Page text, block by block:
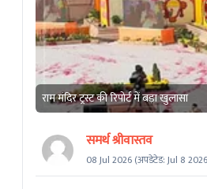
राम मंदिर ट्रस्ट की रिपोर्ट में बड़ा खुलासा
समर्थ श्रीवास्तव
08 Jul 2026(अपडेटेड: Jul 8